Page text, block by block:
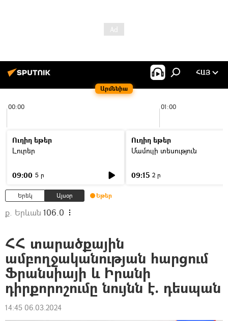
Արմենիա
ՀԱՅ
00:00 01:00
Ուղիղ եթեր
Լուրեր
09:00 5 ր
Ուղիղ եթեր
Մամուլի տեսություն
09:15 2 ր
Երեկ Այսօր Եթեր
ք. Երևան 106.0
ՀՀ տարածքային
ամբողջականության հարցում
Ֆրանսիայի և Իրանի
դիրքորոշումը նույնն է. դեսպան
14:45 06.03.2024